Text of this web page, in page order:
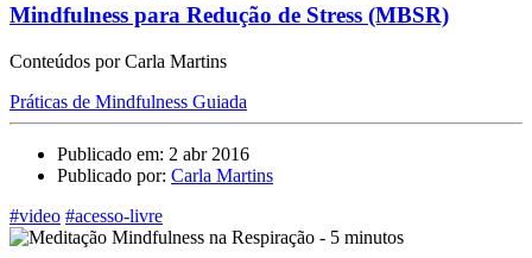
Mindfulness para Redução de Stress (MBSR)
Conteúdos por Carla Martins
Práticas de Mindfulness Guiada
Publicado em: 2 abr 2016
Publicado por: Carla Martins
#video #acesso-livre